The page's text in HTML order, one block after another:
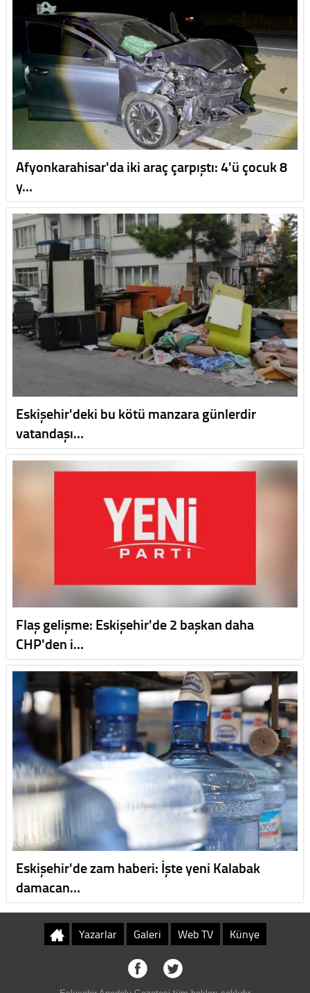
Afyonkarahisar'da iki araç çarpıştı: 4'ü çocuk 8
y…
Eskişehir'deki bu kötü manzara günlerdir
vatandaşı…
Flaş gelişme: Eskişehir'de 2 başkan daha
CHP'den i…
Eskişehir'de zam haberi: İşte yeni Kalabak
damacan…
Yazarlar Galeri Web TV Künye